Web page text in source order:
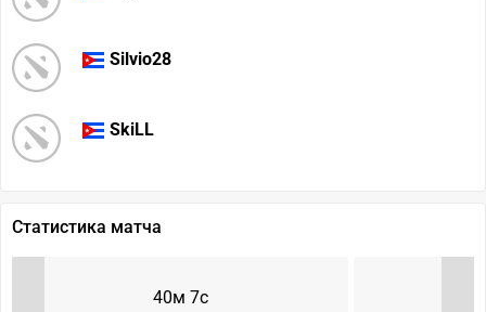
Silvio28
SkiLL
Статистика матча
40м 7с